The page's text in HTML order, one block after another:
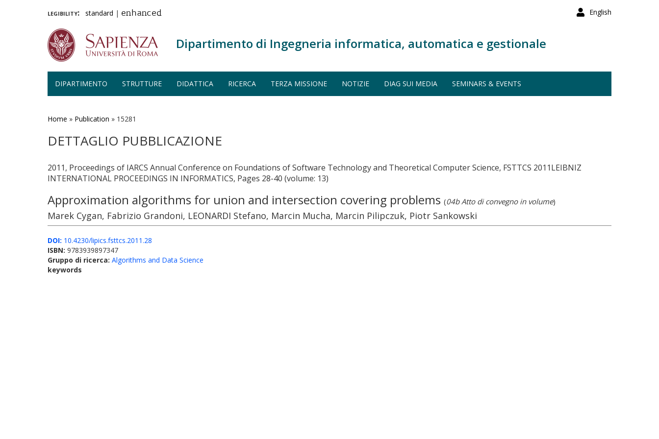
English
legibility: standard | enhanced
Dipartimento di Ingegneria informatica, automatica e gestionale
DIPARTIMENTO STRUTTURE DIDATTICA RICERCA TERZA MISSIONE NOTIZIE DIAG SUI MEDIA SEMINARS & EVENTS
Home » Publication » 15281
DETTAGLIO PUBBLICAZIONE
2011, Proceedings of IARCS Annual Conference on Foundations of Software Technology and Theoretical Computer Science, FSTTCS 2011LEIBNIZ
INTERNATIONAL PROCEEDINGS IN INFORMATICS, Pages 28-40 (volume: 13)
Approximation algorithms for union and intersection covering problems (04b Atto di convegno in volume)
Marek Cygan, Fabrizio Grandoni, LEONARDI Stefano, Marcin Mucha, Marcin Pilipczuk, Piotr Sankowski
DOI: 10.4230/lipics.fsttcs.2011.28
ISBN: 9783939897347
Gruppo di ricerca: Algorithms and Data Science
keywords